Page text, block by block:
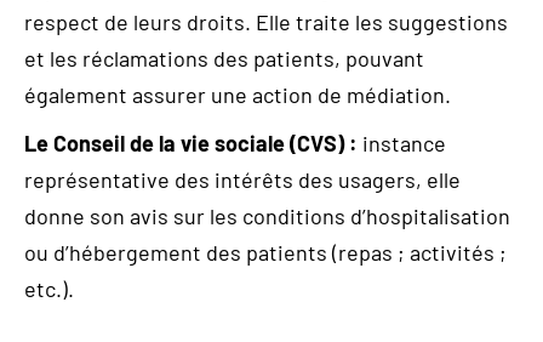
respect de leurs droits. Elle traite les suggestions
et les réclamations des patients, pouvant
également assurer une action de médiation.
Le Conseil de la vie sociale (CVS) : instance
représentative des intérêts des usagers, elle
donne son avis sur les conditions d’hospitalisation
ou d’hébergement des patients (repas ; activités ;
etc.).